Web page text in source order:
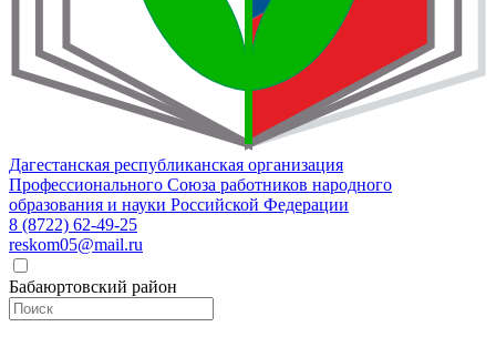
Дагестанская республиканская организация
Профессионального Союза работников народного
образования и науки Российской Федерации
8 (8722) 62-49-25
reskom05@mail.ru
Бабаюртовский район